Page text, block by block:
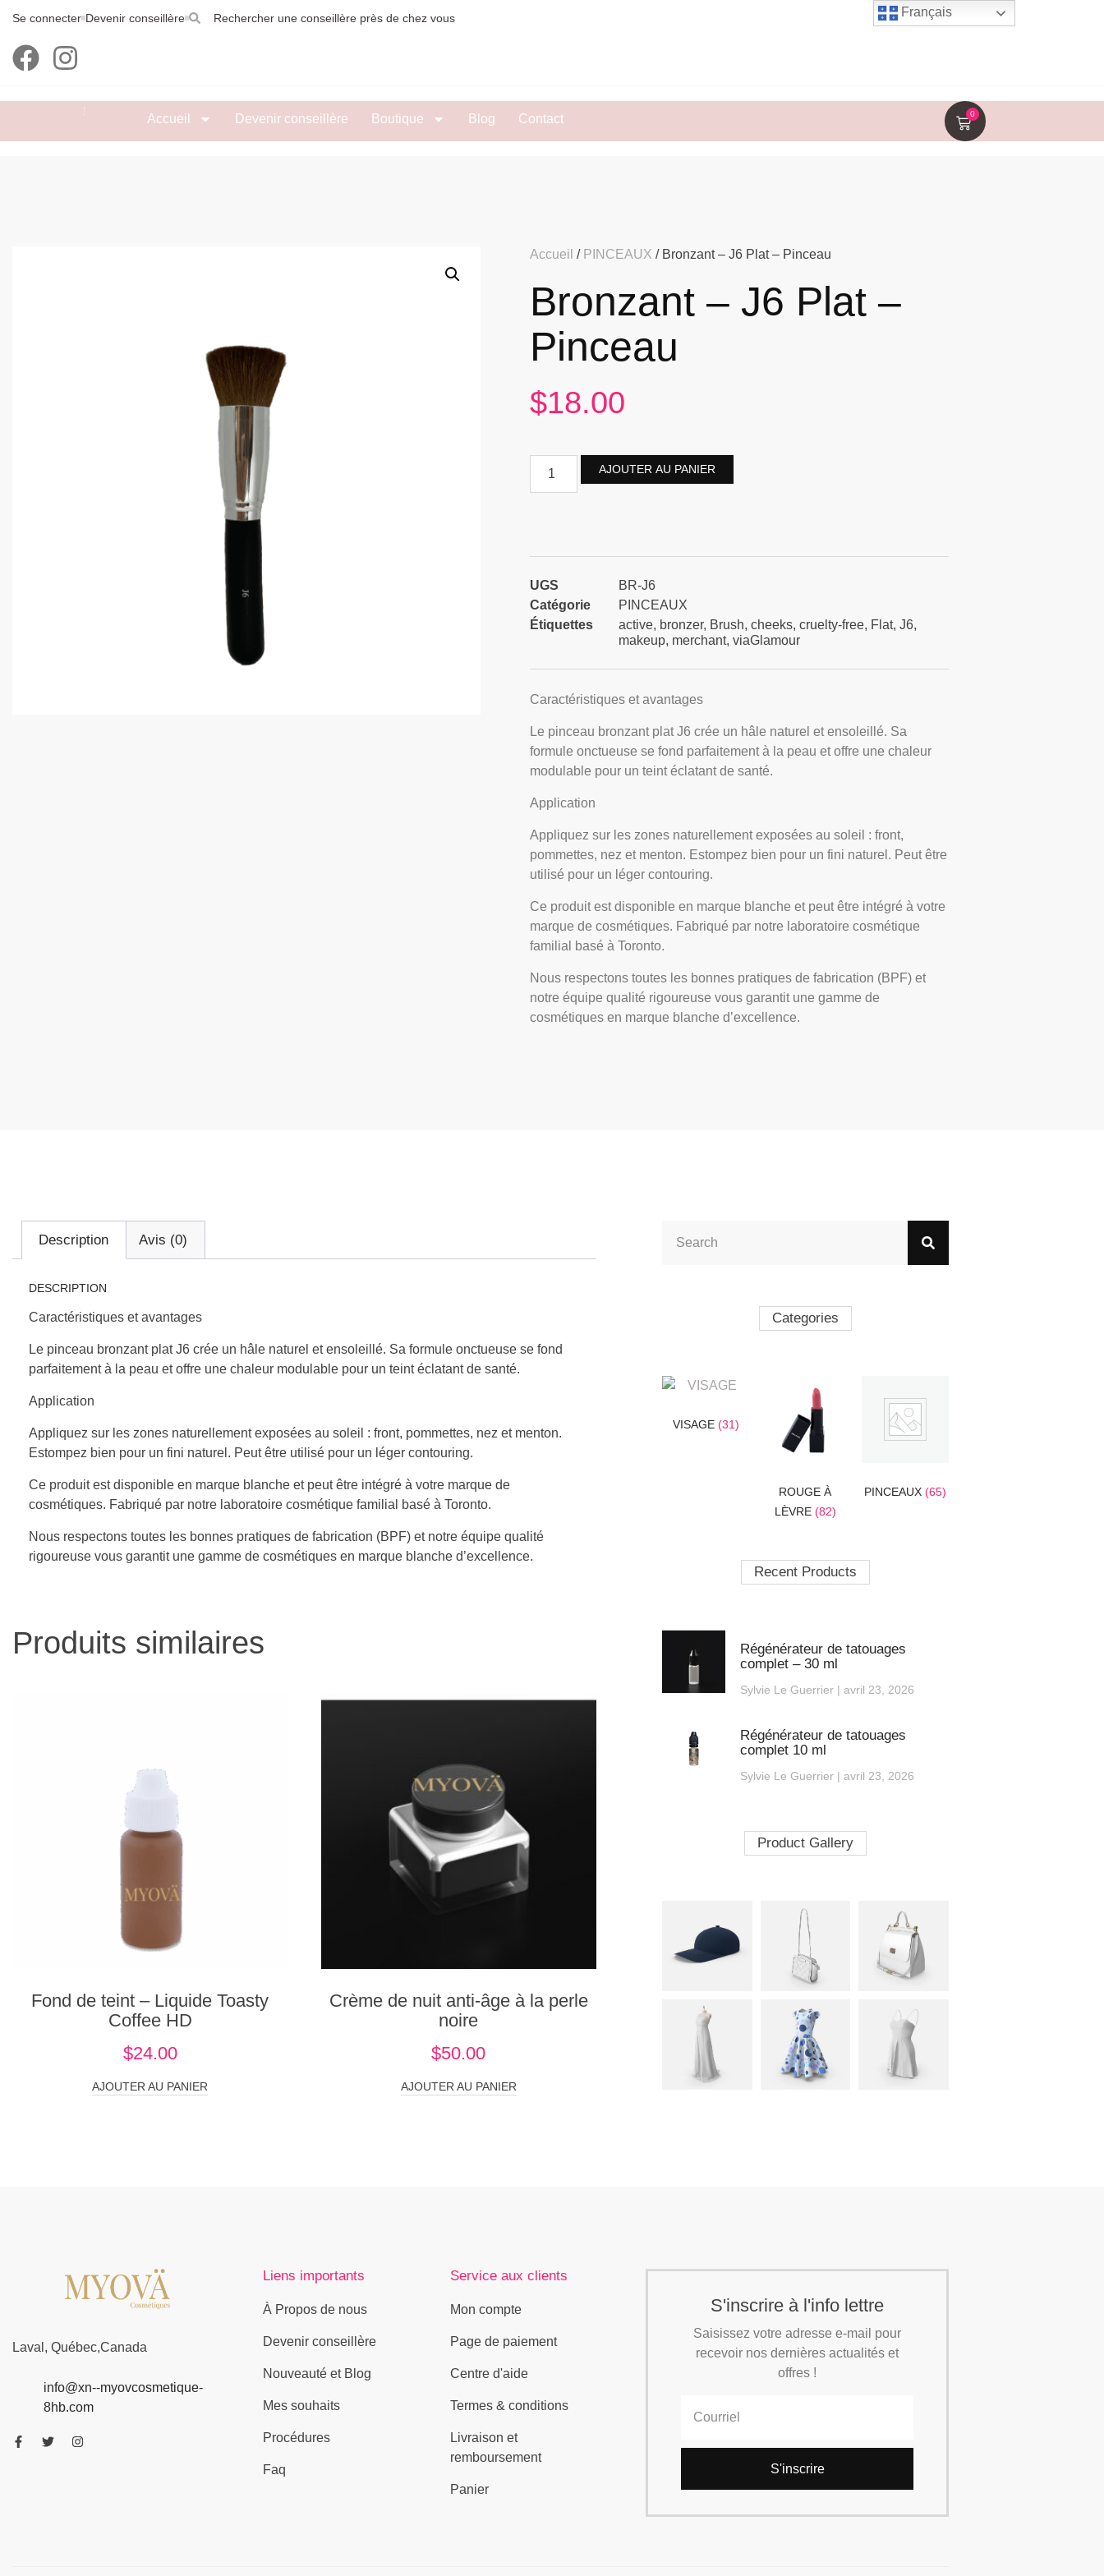
Se connecter Devenir conseillère Rechercher une conseillère près de chez vous
Accueil Devenir conseillère Boutique Blog Contact 0
Accueil / PINCEAUX / Bronzant – J6 Plat – Pinceau
Bronzant – J6 Plat –
Pinceau
$18.00
AJOUTER AU PANIER
UGS
BR-J6
Catégorie
PINCEAUX
Étiquettes
active, bronzer, Brush, cheeks, cruelty-free, Flat, J6,
makeup, merchant, viaGlamour
Caractéristiques et avantages
Le pinceau bronzant plat J6 crée un hâle naturel et ensoleillé. Sa
formule onctueuse se fond parfaitement à la peau et offre une chaleur
modulable pour un teint éclatant de santé.
Application
Appliquez sur les zones naturellement exposées au soleil : front,
pommettes, nez et menton. Estompez bien pour un fini naturel. Peut être
utilisé pour un léger contouring.
Ce produit est disponible en marque blanche et peut être intégré à votre
marque de cosmétiques. Fabriqué par notre laboratoire cosmétique
familial basé à Toronto.
Nous respectons toutes les bonnes pratiques de fabrication (BPF) et
notre équipe qualité rigoureuse vous garantit une gamme de
cosmétiques en marque blanche d’excellence.
Description Avis (0)
DESCRIPTION
Caractéristiques et avantages
Le pinceau bronzant plat J6 crée un hâle naturel et ensoleillé. Sa formule onctueuse se fond
parfaitement à la peau et offre une chaleur modulable pour un teint éclatant de santé.
Application
Appliquez sur les zones naturellement exposées au soleil : front, pommettes, nez et menton.
Estompez bien pour un fini naturel. Peut être utilisé pour un léger contouring.
Ce produit est disponible en marque blanche et peut être intégré à votre marque de
cosmétiques. Fabriqué par notre laboratoire cosmétique familial basé à Toronto.
Nous respectons toutes les bonnes pratiques de fabrication (BPF) et notre équipe qualité
rigoureuse vous garantit une gamme de cosmétiques en marque blanche d’excellence.
Produits similaires
Fond de teint – Liquide Toasty
Coffee HD
$24.00
AJOUTER AU PANIER
Crème de nuit anti-âge à la perle
noire
$50.00
AJOUTER AU PANIER
Categories
VISAGE (31)
ROUGE À
LÈVRE (82)
PINCEAUX (65)
Recent Products
Régénérateur de tatouages
complet – 30 ml
Sylvie Le Guerrier avril 23, 2026
Régénérateur de tatouages
complet 10 ml
Sylvie Le Guerrier avril 23, 2026
Product Gallery
Laval, Québec,Canada
info@xn--myovcosmetique-
8hb.com
Liens importants
À Propos de nous
Devenir conseillère
Nouveauté et Blog
Mes souhaits
Procédures
Faq
Service aux clients
Mon compte
Page de paiement
Centre d'aide
Termes & conditions
Livraison et
remboursement
Panier
S'inscrire à l'info lettre
Saisissez votre adresse e-mail pour
recevoir nos dernières actualités et
offres !
S'inscrire
Français